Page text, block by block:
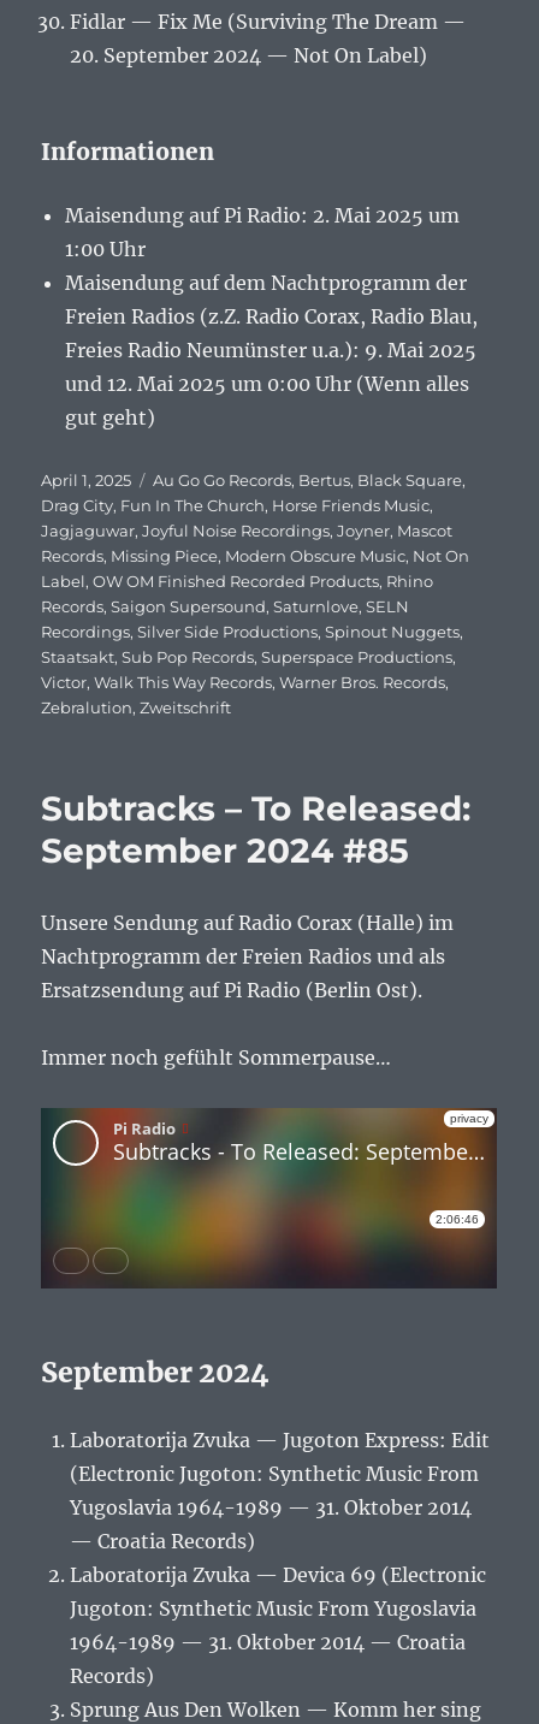
Fidlar — Fix Me (Surviving The Dream —
20. September 2024 — Not On Label)
Informationen
Maisendung auf Pi Radio: 2. Mai 2025 um
1:00 Uhr
Maisendung auf dem Nachtprogramm der
Freien Radios (z.Z. Radio Corax, Radio Blau,
Freies Radio Neumünster u.a.): 9. Mai 2025
und 12. Mai 2025 um 0:00 Uhr (Wenn alles
gut geht)
Veröffentlicht
am
April 1, 2025 Schlagwörter
Au Go Go Records, Bertus, Black Square,
Drag City, Fun In The Church, Horse Friends Music,
Jagjaguwar,Joyful Noise Recordings,Joyner, Mascot
Records, Missing Piece, Modern Obscure Music, Not On
Label,OW OM Finished Recorded Products, Rhino
Records,Saigon Supersound,Saturnlove,SELN
Recordings,Silver Side Productions,Spinout Nuggets,
Staatsakt,Sub Pop Records,Superspace Productions,
Victor,Walk This Way Records,Warner Bros. Records,
Zebralution,Zweitschrift
Subtracks – To Released:
September 2024 #85
Unsere Sendung auf Radio Corax (Halle) im
Nachtprogramm der Freien Radios und als
Ersatzsendung auf Pi Radio (Berlin Ost).
Immer noch gefühlt Sommerpause…
September 2024
Laboratorija Zvuka — Jugoton Express: Edit
(Electronic Jugoton: Synthetic Music From
Yugoslavia 1964-1989 — 31. Oktober 2014
— Croatia Records)
Laboratorija Zvuka — Devica 69 (Electronic
Jugoton: Synthetic Music From Yugoslavia
1964-1989 — 31. Oktober 2014 — Croatia
Records)
Sprung Aus Den Wolken — Komm her sing